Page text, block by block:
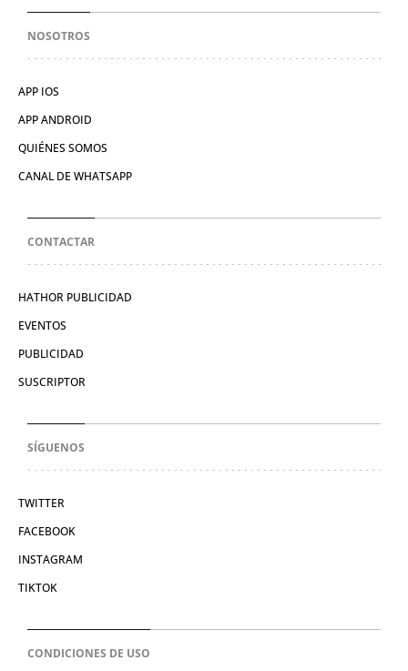
NOSOTROS
APP IOS
APP ANDROID
QUIÉNES SOMOS
CANAL DE WHATSAPP
CONTACTAR
HATHOR PUBLICIDAD
EVENTOS
PUBLICIDAD
SUSCRIPTOR
SÍGUENOS
TWITTER
FACEBOOK
INSTAGRAM
TIKTOK
CONDICIONES DE USO